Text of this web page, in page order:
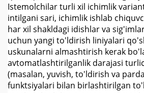
Istemolchilar turli xil ichimlik
intilgani sari, ichimlik ishlab
har xil shakldagi idishlar va
uchun yangi to'ldirish liniyalari
uskunalarni almashtirish kerak
avtomatlashtirilganlik darajasi
(masalan, yuvish, to'ldirish va
funktsiyalari bilan birlashtirilgan